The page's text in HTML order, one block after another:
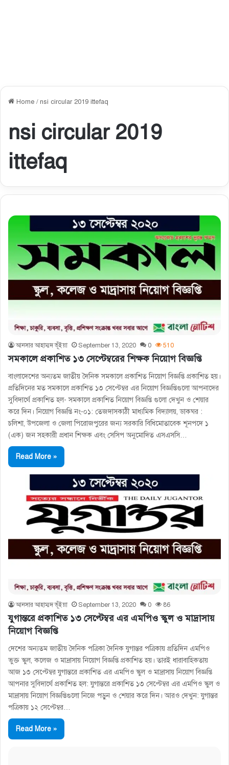
Home /nsi circular 2019 ittefaq
nsi circular 2019
ittefaq
আনসার আহাম্মদ ভূঁইয়া September 13, 2020 0 510
সমকালে প্রকাশিত ১৩ সেপ্টেম্বরের শিক্ষক নিয়োগ বিজ্ঞপ্তি
বাংলাদেশের অন্যতম জাতীয় দৈনিক সমকালে প্রকাশিত নিয়োগ বিজ্ঞপ্তি প্রকাশিত হয়।
প্রতিদিনের মত সমকালে প্রকাশিত ১৩ সেপ্টেম্বর এর নিয়োগ বিজ্ঞপ্তিগুলো আপনাদের
সুবিদার্থে প্রকাশিত হল- সমকালে প্রকাশিত নিয়োগ বিজ্ঞপ্তি গুলো দেখুন ও শেয়ার
করে দিন। নিয়োগ বিজ্ঞপ্তি নং-০১: তেজদাসকাঠী মাধ্যমিক বিদ্যালয়, ডাকঘর :
চলিশা, উপজেলা ও জেলা পিরােজপুরের জন্য সরকারি বিধিমােতাবেক শূনপদে ১
(এক) জন সহকারী প্রধান শিক্ষক এবং সেসিপ অনুমােদিত এসএসসি…
Read More »
আনসার আহাম্মদ ভূঁইয়া September 13, 2020 0 86
যুগান্তরে প্রকাশিত ১৩ সেপ্টেম্বর এর এমপিও স্কুল ও মাদ্রাসায়
নিয়োগ বিজ্ঞপ্তি
দেশের অন্যতম জাতীয় দৈনিক পত্রিকা দৈনিক যুগান্তর পত্রিকায় প্রতিদিন এমপিও
ভুক্ত স্কুল, কলেজ ও মাদ্রাসায় নিয়োগ বিজ্ঞপ্তি প্রকাশিত হয়। তারই ধারাবাহিকতায়
আজ ১৩ সেপ্টেম্বর যুগান্তরে প্রকাশিত এর এমপিও স্কুল ও মাদ্রাসায় নিয়োগ বিজ্ঞপ্তি
আপনার সুবিদার্থে প্রকাশিত হল: যুগান্তরে প্রকাশিত ১৩ সেপ্টেম্বর এর এমপিও স্কুল ও
মাদ্রাসায় নিয়োগ বিজ্ঞপ্তিগুলো নিজে পড়ুন ও শেয়ার করে দিন। আরও দেখুন: যুগান্তর
পত্রিকায় ১২ সেপ্টেম্বর…
Read More »